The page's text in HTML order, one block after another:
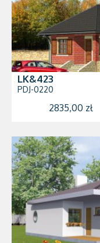
LK&423
PDJ-0220
2835,00 zł